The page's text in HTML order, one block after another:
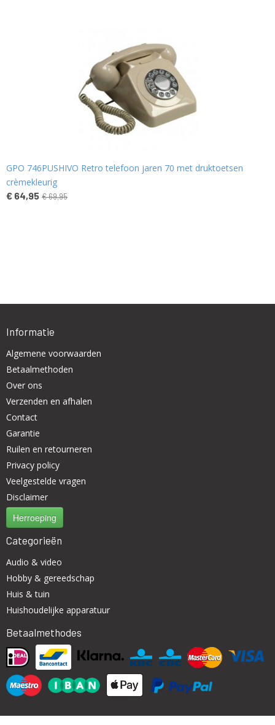
GPO 746PUSHIVO Retro telefoon jaren 70 met druktoetsen
crèmekleurig
€ 64,95 € 69,95
Informatie
Algemene voorwaarden
Betaalmethoden
Over ons
Verzenden en afhalen
Contact
Garantie
Ruilen en retourneren
Privacy policy
Veelgestelde vragen
Disclaimer
Herroeping
Categorieën
Audio & video
Hobby & gereedschap
Huis & tuin
Huishoudelijke apparatuur
Betaalmethodes